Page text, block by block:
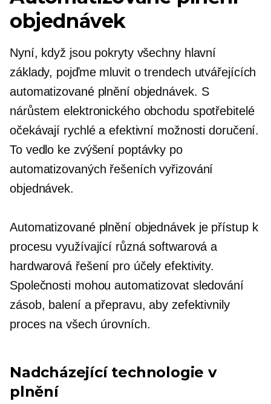
objednávek
Nyní, když jsou pokryty všechny hlavní
základy, pojďme mluvit o trendech utvářejících
automatizované plnění objednávek. S
nárůstem elektronického obchodu spotřebitelé
očekávají rychlé a efektivní možnosti doručení.
To vedlo ke zvýšení poptávky po
automatizovaných řešeních vyřizování
objednávek.
Automatizované plnění objednávek je přístup k
procesu využívající různá softwarová a
hardwarová řešení pro účely efektivity.
Společnosti mohou automatizovat sledování
zásob, balení a přepravu, aby zefektivnily
proces na všech úrovních.
Nadcházející technologie v
plnění